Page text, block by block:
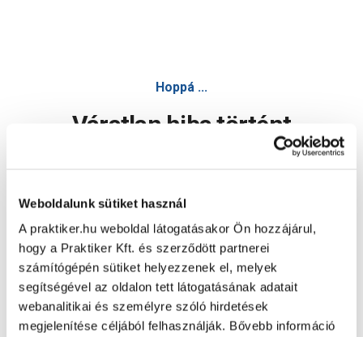
Weboldalunk sütiket használ
A praktiker.hu weboldal látogatásakor Ön hozzájárul,
hogy a Praktiker Kft. és szerződött partnerei
számítógépén sütiket helyezzenek el, melyek
segítségével az oldalon tett látogatásának adatait
webanalitikai és személyre szóló hirdetések
megjelenítése céljából felhasználják. Bővebb információ
Hoppá ...
Váratlan hiba történt
Oldal újratöltése